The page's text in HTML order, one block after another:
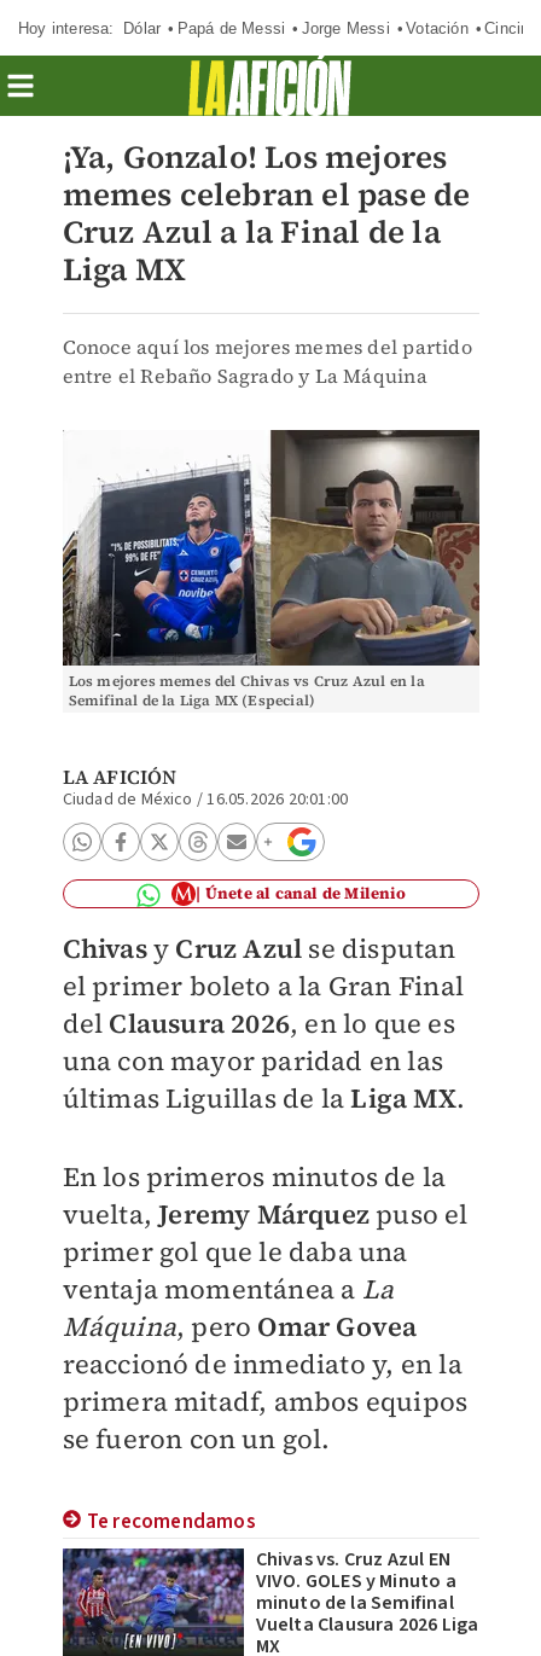
Hoy interesa: Dólar Papá de Messi Jorge Messi Votación
¡Ya, Gonzalo! Los mejores
memes celebran el pase de
Cruz Azul a la Final de la
Liga MX
Conoce aquí los mejores memes del partido
entre el Rebaño Sagrado y La Máquina
Los mejores memes del Chivas vs Cruz Azul en la
Semifinal de la Liga MX (Especial)
LA AFICIÓN
Ciudad de México /16.05.2026 20:01:00
Únete al canal de Milenio
Chivasy Cruz Azul se disputan
el primer boleto a la Gran Final
del Clausura 2026, en lo que es
una con mayor paridad en las
últimas Liguillas de laLiga MX.
En los primeros minutos de la
vuelta,Jeremy Márquezpuso el
primer gol que le daba una
ventaja momentánea a La
Máquina, pero Omar Govea
reaccionó de inmediato y, en la
primera mitadf, ambos equipos
se fueron con un gol.
Te recomendamos
Chivas vs. Cruz Azul EN
VIVO. GOLES y Minuto a
minuto de la Semifinal
Vuelta Clausura 2026 Liga
MX